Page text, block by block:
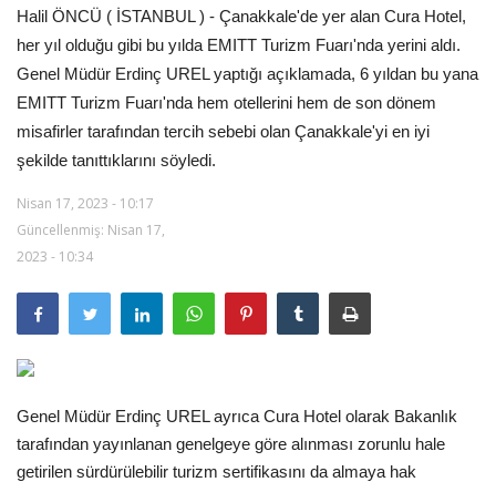
Künye
Halil ÖNCÜ kimdir?
KVKK Aydınlatma Metni
Haberler
Görüntülü
Araştırma - İnceleme
Lezzet Durakları
Röportajlar
Halil ÖNCÜ ( İSTANBUL ) - Çanakkale'de yer alan Cura Hotel,
her yıl olduğu gibi bu yılda EMITT Turizm Fuarı'nda yerini aldı.
Genel Müdür Erdinç UREL yaptığı açıklamada, 6 yıldan bu yana
EMITT Turizm Fuarı'nda hem otellerini hem de son dönem
misafirler tarafından tercih sebebi olan Çanakkale'yi en iyi
şekilde tanıttıklarını söyledi.
Nisan 17, 2023 - 10:17
Güncellenmiş: Nisan 17,
2023 - 10:34
Genel Müdür Erdinç UREL ayrıca Cura Hotel olarak Bakanlık
tarafından yayınlanan genelgeye göre alınması zorunlu hale
getirilen sürdürülebilir turizm sertifikasını da almaya hak